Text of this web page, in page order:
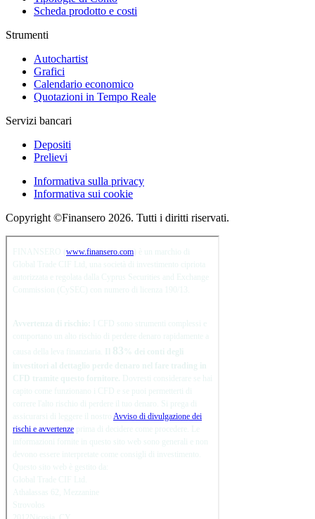
Scheda prodotto e costi
Strumenti
Autochartist
Grafici
Calendario economico
Quotazioni in Tempo Reale
Servizi bancari
Depositi
Prelievi
Informativa sulla privacy
Informativa sui cookie
Copyright ©Finansero 2026. Tutti i diritti riservati.